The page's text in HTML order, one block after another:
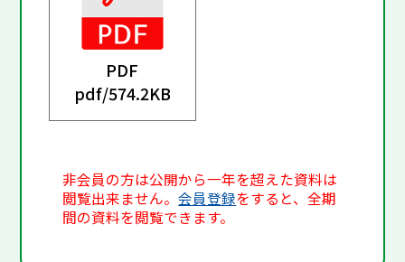
PDF
pdf/574.2KB
非会員の方は公開から一年を超えた資料は
閲覧出来ません。会員登録をすると、全期
間の資料を閲覧できます。